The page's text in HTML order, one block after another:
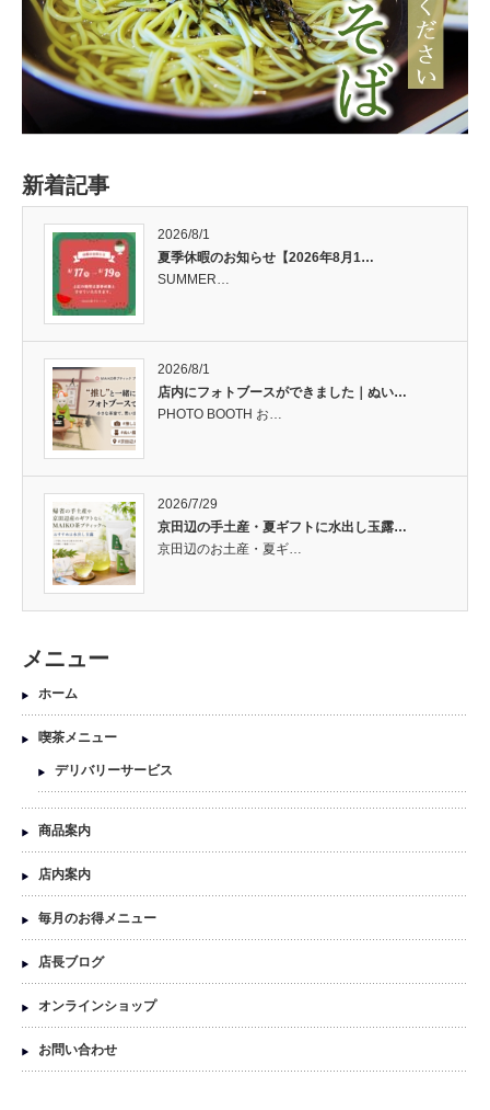
新着記事
2026/8/1
夏季休暇のお知らせ【2026年8月1…
SUMMER…
2026/8/1
店内にフォトブースができました｜ぬい…
PHOTO BOOTH お…
2026/7/29
京田辺の手土産・夏ギフトに水出し玉露…
京田辺のお土産・夏ギ…
メニュー
ホーム
喫茶メニュー
デリバリーサービス
商品案内
店内案内
毎月のお得メニュー
店長ブログ
オンラインショップ
お問い合わせ